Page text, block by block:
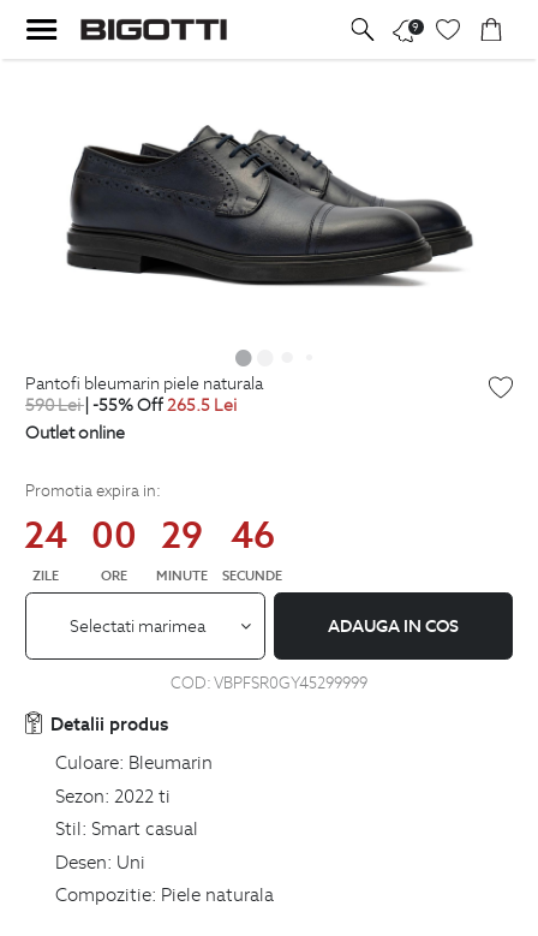
9
pantofi bleumarin piele naturala
590Lei | -55% Off265.5 Lei
Outlet online
Promotia expira in:
24
ZILE
00
ORE
29
MINUTE
45
SECUNDE
Selectati marimea ADAUGA IN COS
COD:VBPFSR0GY45299999
Detalii produs
Culoare: Bleumarin
Sezon: 2022 ti
Stil: Smart casual
Desen: Uni
Compozitie: Piele naturala